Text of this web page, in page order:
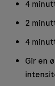
4
2
4
Gir en